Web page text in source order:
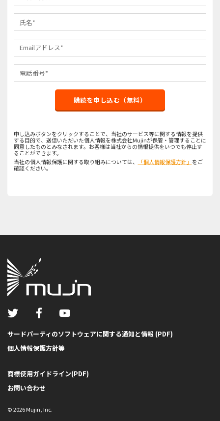
購読を申し込む（無料）
申し込みボタンをクリックすることで、当社のサービス等に関する情報を提供
する目的で、送信いただいた個人情報を株式会社Mujinが保管・管理することに
同意したものとみなされます。お客様は当社からの情報提供をいつでも停止す
ることができます。
当社の個人情報保護に関する取り組みについては、
「個人情報保護方針」 をご
確認ください。
サードパーティのソフトウェアに関する通知と情報 (PDF)
個人情報保護方針等
商標使用ガイドライン(PDF)
お問い合わせ
©2026Mujin, Inc.